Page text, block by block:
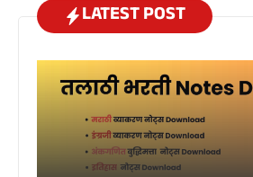
LATEST POST